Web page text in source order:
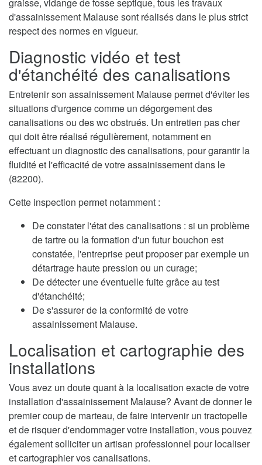
d'assainissement Malause sont réalisés dans le plus strict
respect des normes en vigueur.
Diagnostic vidéo et test
d'étanchéité des canalisations
Entretenir son assainissement Malause permet d'éviter les
situations d'urgence comme un dégorgement des
canalisations ou des wc obstrués. Un entretien pas cher
qui doit être réalisé régulièrement, notamment en
effectuant un diagnostic des canalisations, pour garantir la
fluidité et l'efficacité de votre assainissement dans le
(82200).
Cette inspection permet notamment :
De constater l'état des canalisations : si un problème
de tartre ou la formation d'un futur bouchon est
constatée, l'entreprise peut proposer par exemple un
détartrage haute pression ou un curage;
De détecter une éventuelle fuite grâce au test
d'étanchéité;
De s'assurer de la conformité de votre
assainissement Malause.
Localisation et cartographie des
installations
Vous avez un doute quant à la localisation exacte de votre
installation d'assainissement Malause? Avant de donner le
premier coup de marteau, de faire intervenir un tractopelle
et de risquer d'endommager votre installation, vous pouvez
également solliciter un artisan professionnel pour localiser
et cartographier vos canalisations.